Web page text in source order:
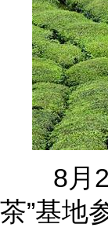
8月24
茶”基地